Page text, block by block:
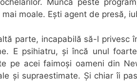
Muncă peste
moale. Ești agent de presă,
parte, incapabilă să-l privesc
E psihiatru, și încă unul
pe acei faimoși oameni din
și supraestimate. Și chiar îi